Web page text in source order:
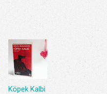
Köpek Kalbi